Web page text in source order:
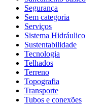
Segurança
Sem categoria
Serviços
Sistema Hidráulico
Sustentabilidade
Tecnologia
Telhados
Terreno
Topografia
Transporte
Tubos e conexões